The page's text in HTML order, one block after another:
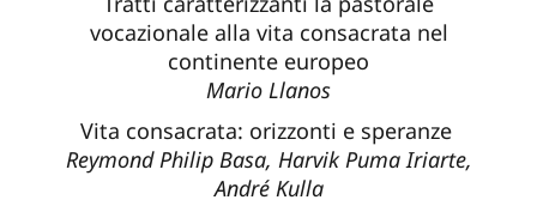
vocazionale alla vita consacrata nel
continente europeo
Mario Llanos
Vita consacrata: orizzonti e speranze
Reymond Philip Basa, Harvik Puma Iriarte,
André Kulla